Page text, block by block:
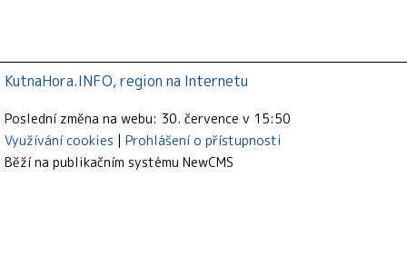
KutnaHora.INFO, region na Internetu
Poslední změna na webu: 30. července v 15:50
Využívání cookies
Prohlášení o přístupnosti
Běží na publikačním systému NewCMS